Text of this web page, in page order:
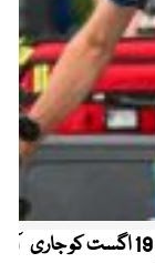
کیریبین پریمیئر لیگ ، قومی کرکٹرز کو این او سی 19 اگست کو جاری